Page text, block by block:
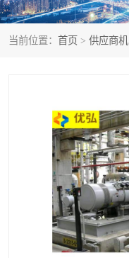
当前位置： 首页 > 供应商机
ART认证
巴西认证